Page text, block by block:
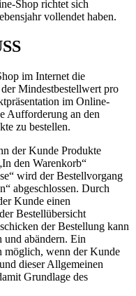
Shop richtet sich
vollendet haben.
im Internet die
Mindestbestellwert pro
im Online-
Aufforderung an den
zu bestellen.
der Kunde Produkte
den Warenkorb“
wird der Bestellvorgang
abgeschlossen. Durch
Kunde einen
Bestellübersicht
der Bestellung kann
und abändern. Ein
möglich, wenn der Kunde
dieser Allgemeinen
Grundlage des